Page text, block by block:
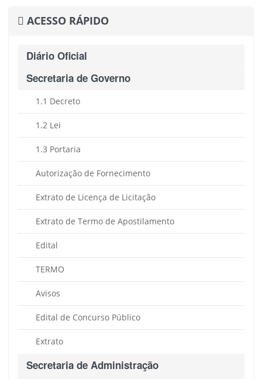
ACESSO RÁPIDO
Diário Oficial
Secretaria de Governo
1.1 Decreto
1.2 Lei
1.3 Portaria
Autorização de Fornecimento
Extrato de Licença de Licitação
Extrato de Termo de Apostilamento
Edital
TERMO
Avisos
Edital de Concurso Público
Extrato
Secretaria de Administração